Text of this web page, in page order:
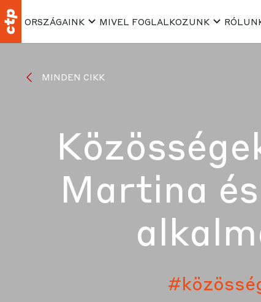
ORSZÁGAINK MIVEL FOGLALKOZUNK
MINDEN CIKK
Martina